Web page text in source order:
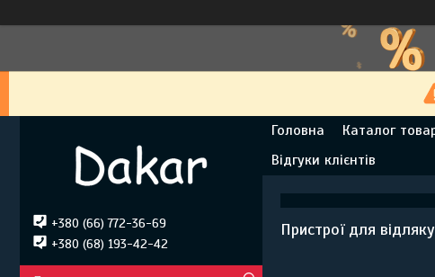
Головна Каталог
Відгуки клієнтів
Пристрої для
+380 (66) 772-36-69
+380 (68) 193-42-42